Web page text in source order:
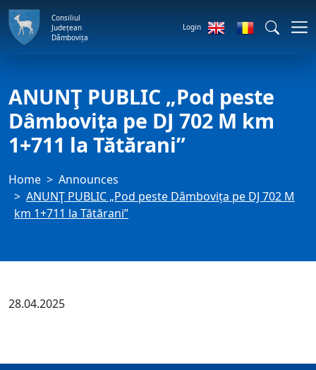
Consiliul
Județean
Dâmbovița
Login
ANUNŢ PUBLIC „Pod peste
Dâmbovița pe DJ 702 M km
1+711 la Tătărani”
Home
Announces
ANUNŢ PUBLIC „Pod peste Dâmbovița pe DJ 702 M
km 1+711 la Tătărani”
28.04.2025